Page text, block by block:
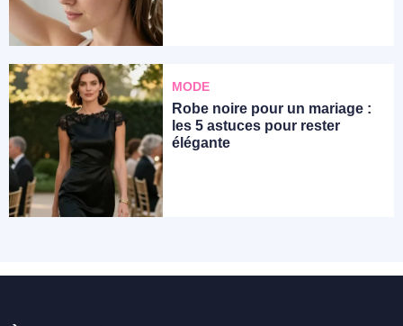
MODE
Robe noire pour un mariage :
les 5 astuces pour rester
élégante